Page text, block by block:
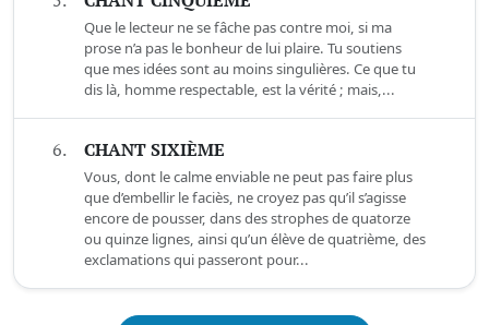
Que le lecteur ne se fâche pas contre moi, si ma
prose n’a pas le bonheur de lui plaire. Tu soutiens
que mes idées sont au moins singulières. Ce que tu
dis là, homme respectable, est la vérité ; mais,...
6. CHANT SIXIÈME
Vous, dont le calme enviable ne peut pas faire plus
que d’embellir le faciès, ne croyez pas qu’il s’agisse
encore de pousser, dans des strophes de quatorze
ou quinze lignes, ainsi qu’un élève de quatrième, des
exclamations qui passeront pour...